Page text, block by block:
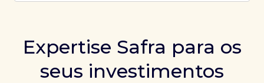
Expertise Safra para os
seus investimentos